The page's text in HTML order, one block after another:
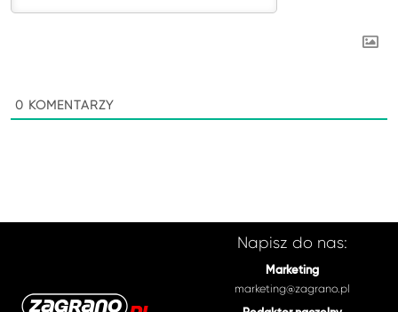
0 KOMENTARZY
Napisz do nas:
Marketing
marketing@zagrano.pl